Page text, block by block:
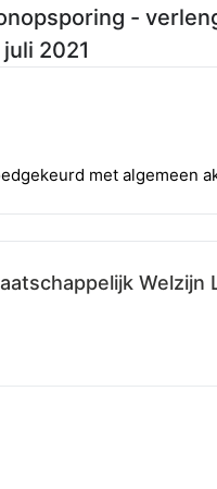
-
2021
met algemeen
Welzijn